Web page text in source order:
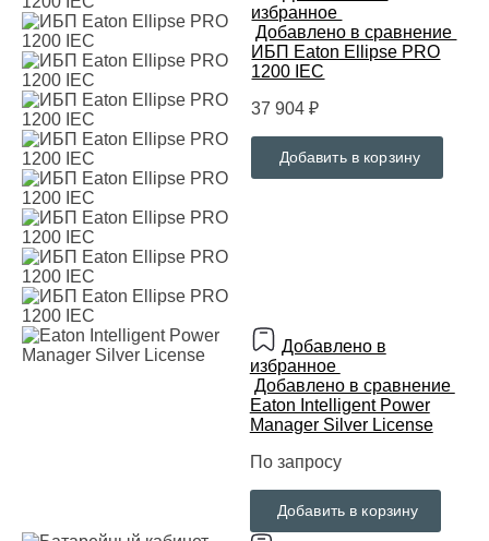
избранное
Добавлено в сравнение
ИБП Eaton Ellipse PRO
1200 IEC
37 904 ₽
Добавить в корзину
Добавлено в
избранное
Добавлено в сравнение
Eaton Intelligent Power
Manager Silver License
По запросу
Добавить в корзину